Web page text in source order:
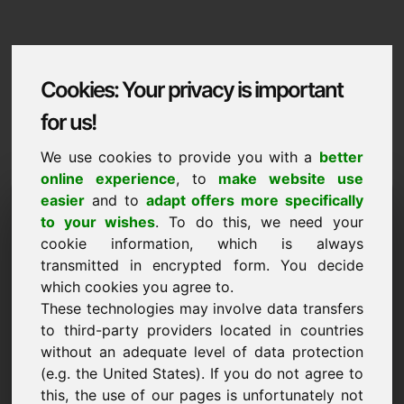
Cookies: Your privacy is important
for us!
We use cookies to provide you with a better
online experience, to make website use
easier and to adapt offers more specifically
to your wishes. To do this, we need your
cookie information, which is always
transmitted in encrypted form. You decide
which cookies you agree to.
These technologies may involve data transfers
to third-party providers located in countries
without an adequate level of data protection
(e.g. the United States). If you do not agree to
this, the use of our pages is unfortunately not
Domaininformation
Domaininformation | Eesti
Soodushind: 3.500,00 Euro (km-ta)
UUS
Valitud lisadomeenid saidil Find-Your-Domain.eu
avasta kohe ->
Teie